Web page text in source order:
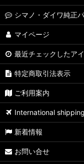
シマノ・ダイワ純正
マイページ
最近チェックしたア
特定商取引法表示
ご利用案内
International
新着情報
お問い合せ